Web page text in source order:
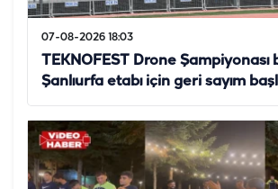
07-08-2026 18:03
TEKNOFEST Drone Şampiyonası
Şanlıurfa etabı için geri sayım